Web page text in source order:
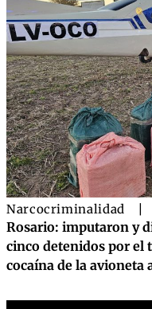
Narcocriminalidad
Rosario: imputaron y
cinco detenidos por el
cocaína de la avioneta